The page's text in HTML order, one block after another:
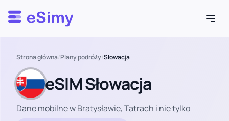
Esimy
Strona główna/Plany podróży/Słowacja
eSIM Słowacja
Dane mobilne w Bratysławie, Tatrach i nie tylko